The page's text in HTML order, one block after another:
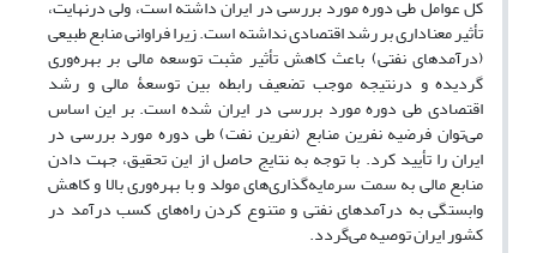
کل عوامل طی دوره مورد بررسی در ایران داشته است، ولی درنهایت،
تأثیر معناداری بر رشد اقتصادی نداشته است. زیرا فراوانی منابع طبیعی
(درآمدهای نفتی) باعث کاهش تأثیر مثبت توسعه مالی بر بهره‌وری
گردیده و درنتیجه موجب تضعیف رابطه بین توسعۀ مالی و رشد
اقتصادی طی دوره مورد بررسی در ایران شده است. بر این اساس
می‌توان فرضیه نفرین منابع (نفرین نفت) طی دوره مورد بررسی در
ایران را تأیید کرد. با توجه به نتایج حاصل از این تحقیق، جهت دادن
منابع مالی به سمت سرمایه‌گذاری‌های مولد و با بهره‌وری بالا و کاهش
وابستگی به درآمدهای نفتی و متنوع کردن راه‌های کسب درآمد در
کشور ایران توصیه می‌گردد.